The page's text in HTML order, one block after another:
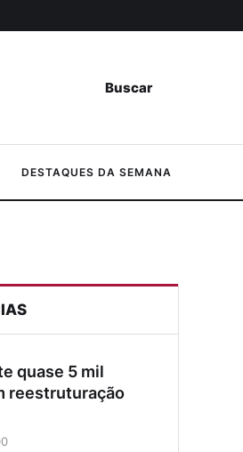
Buscar
DESTAQUES DA SEMANA
quase 5 mil
reestruturação